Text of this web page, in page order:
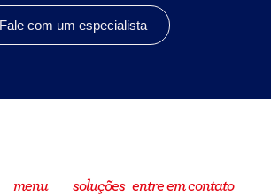
Fale com um especialista
soluções
menu entre em contato